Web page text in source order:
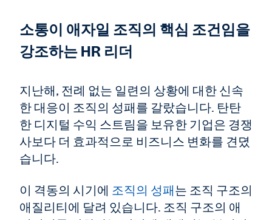
소통이 애자일 조직의 핵심 조건임을
강조하는 HR 리더
지난해, 전례 없는 일련의 상황에 대한 신속
한 대응이 조직의 성패를 갈랐습니다. 탄탄
한 디지털 수익 스트림을 보유한 기업은 경쟁
사보다 더 효과적으로 비즈니스 변화를 견뎠
습니다.
이 격동의 시기에 조직의 성패는 조직 구조의
애질리티에 달려 있습니다. 조직 구조의 애